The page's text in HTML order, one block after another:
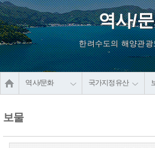
역사/
한려수도의 해양관
역사/문화 국가지정유산
보물